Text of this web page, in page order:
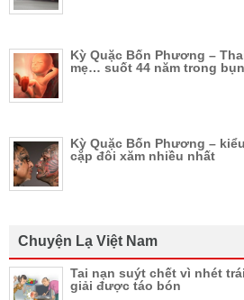
Kỳ Quặc Bốn Phương –
mẹ… suốt 44 năm trong
Kỳ Quặc Bốn Phương –
cặp đôi xăm nhiều nhất
Chuyện Lạ Việt Nam
Tai nạn suýt chết vì nhét
giải được táo bón